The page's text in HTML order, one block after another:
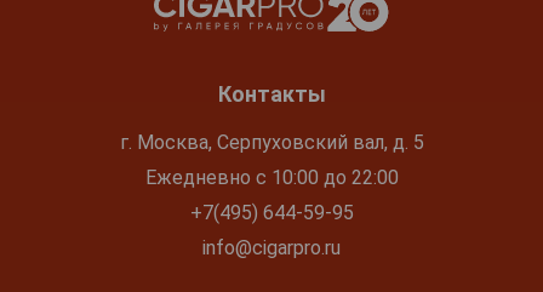
Контакты
г. Москва, Серпуховский вал, д. 5
Ежедневно с 10:00 до 22:00
+7(495) 644-59-95
info@cigarpro.ru